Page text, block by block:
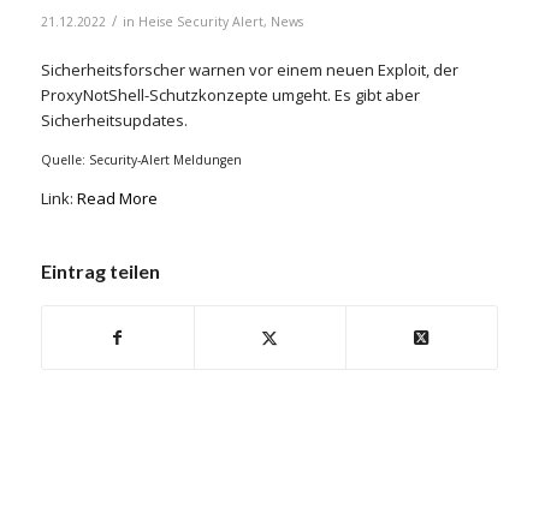
21.12.2022 / in Heise Security Alert, News
Sicherheitsforscher warnen vor einem neuen Exploit, der
ProxyNotShell-Schutzkonzepte umgeht. Es gibt aber
Sicherheitsupdates.
Quelle: Security-Alert Meldungen
Link: Read More
Eintrag teilen